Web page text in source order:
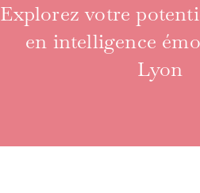
Explorez votre
en intelligence
Lyon